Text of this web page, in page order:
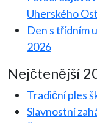
Uherského
Den s třídním
2026
Nejčtenější
Tradiční ples
Slavnostní